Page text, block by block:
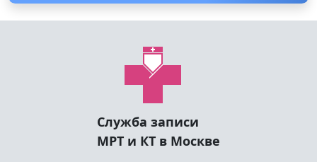
Служба записи
МРТ и КТ в Москве